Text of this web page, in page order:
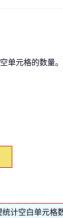
单元格的数量
计空白单元格